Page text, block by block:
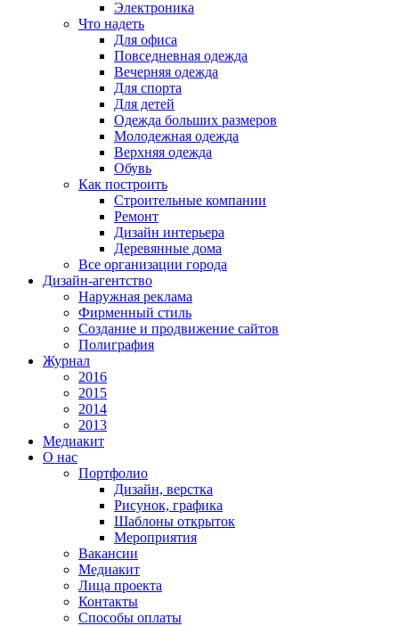
Электроника
Что надеть
Для офиса
Повседневная одежда
Вечерняя одежда
Для спорта
Для детей
Одежда больших размеров
Молодежная одежда
Верхняя одежда
Обувь
Как построить
Строительные компании
Ремонт
Дизайн интерьера
Деревянные дома
Все организации города
Дизайн-агентство
Наружная реклама
Фирменный стиль
Создание и продвижение сайтов
Полиграфия
Журнал
2016
2015
2014
2013
Медиакит
О нас
Портфолио
Дизайн, верстка
Рисунок, графика
Шаблоны открыток
Мероприятия
Вакансии
Медиакит
Лица проекта
Контакты
Способы оплаты